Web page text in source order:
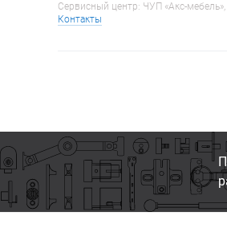
Сервисный центр: ЧУП «Акс-
Контакты